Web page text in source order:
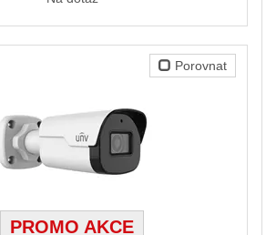
Porovnat
PROMO AKCE